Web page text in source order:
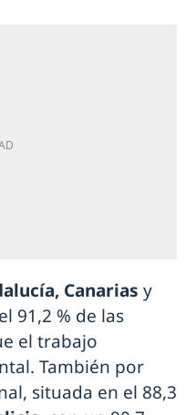
Canarias y
91,2 % de las
el trabajo
También por
situada en el 88,3